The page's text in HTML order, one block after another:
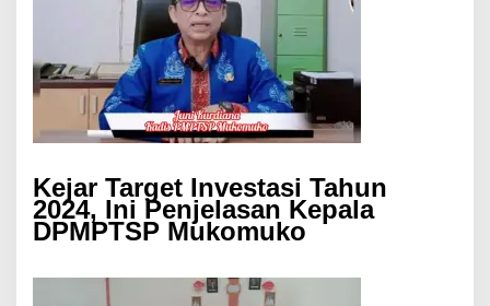
Kejar Target Investasi Tahun
2024, Ini Penjelasan Kepala
DPMPTSP Mukomuko